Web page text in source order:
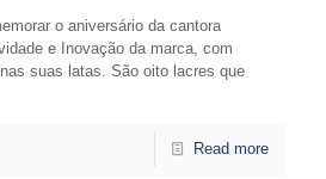
o aniversário da cantora
e Inovação da marca, com
suas latas. São oito lacres que
Read more